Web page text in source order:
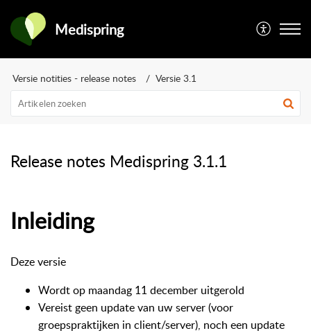
Medispring
Versie notities - release notes Versie 3.1
Release notes Medispring 3.1.1
Inleiding
Deze versie
Wordt op maandag 11 december uitgerold
Vereist geen update van uw server (voor
groepspraktijken in client/server), noch een update